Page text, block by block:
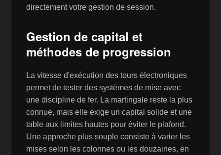
directement votre gestion de session.
Gestion de capital et
méthodes de progression
La vitesse d'exécution des tours électroniques
permet de tester des systèmes de mise avec
une discipline de fer. La martingale reste la plus
connue, mais elle exige un capital solide et une
table aux limites hautes pour éviter le plafond.
Une approche plus souple consiste à varier les
mises selon les colonnes ou les douzaines, en